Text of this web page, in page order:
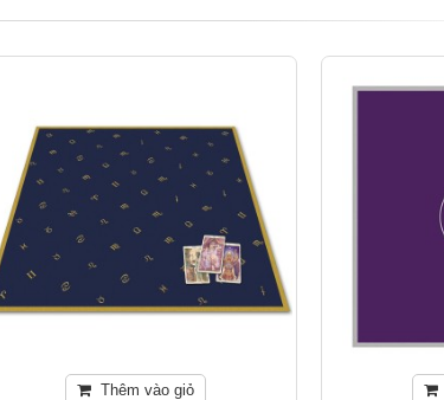
Thêm vào giỏ